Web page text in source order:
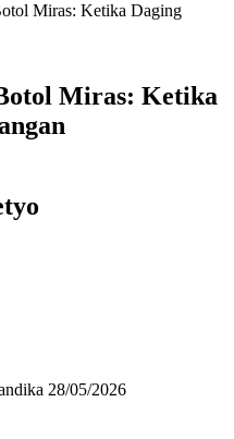
Miras: Ketika Daging
Miras: Ketika
28/05/2026